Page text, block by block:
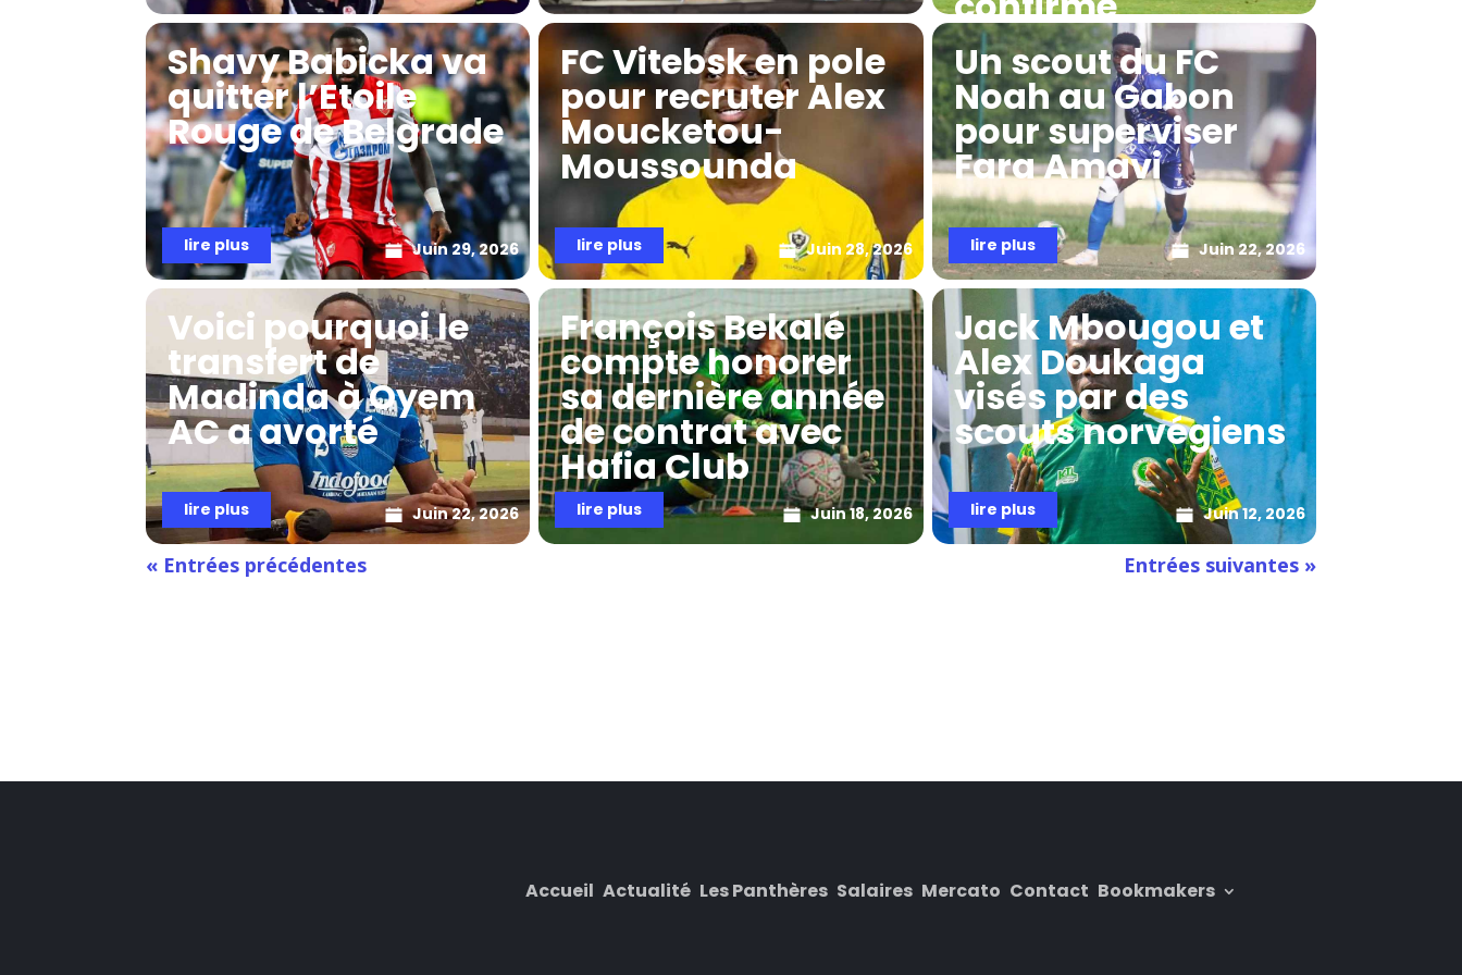
Shavy Babicka va
quitter l’Etoile
Rouge de Belgrade
Juin 29, 2026
lire plus
FC Vitebsk en pole
pour recruter Alex
Moucketou-
Moussounda
Juin 28, 2026
lire plus
Un scout du FC
Noah au Gabon
pour superviser
Fara Amavi
Juin 22, 2026
lire plus
Voici pourquoi le
transfert de
Madinda à Oyem
AC a avorté
Juin 22, 2026
lire plus
François Bekalé
compte honorer
sa dernière année
de contrat avec
Hafia Club
Juin 18, 2026
lire plus
Jack Mbougou et
Alex Doukaga
visés par des
scouts norvégiens
Juin 12, 2026
lire plus
« Entrées précédentes Entrées suivantes »
Accueil Actualité Les Panthères Salaires Mercato Contact Bookmakers